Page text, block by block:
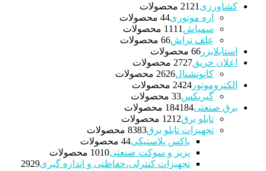
کشاورزی 21 21 محصولات
اره موتوری 44 محصولات
سمپاش
11 11 محصولات
علف تراش 66 محصولات
استابلایزر
66 محصولات
اعلان حریق
2727 محصولات
کانونشنال
2626 محصولات
الکتروموتور
2424 محصولات
گیربکس 33 محصولات
برق صنعتی
184184 محصولات
تابلو برق
1212 محصولات
تجهیزات تابلو برق
8383 محصولات
باکس پلاستیکی 44 محصولات
پریز و سوکت صنعتی
1010 محصولات
تجهیزات کنترلی،حفاظتی و اندازه گیری
2929